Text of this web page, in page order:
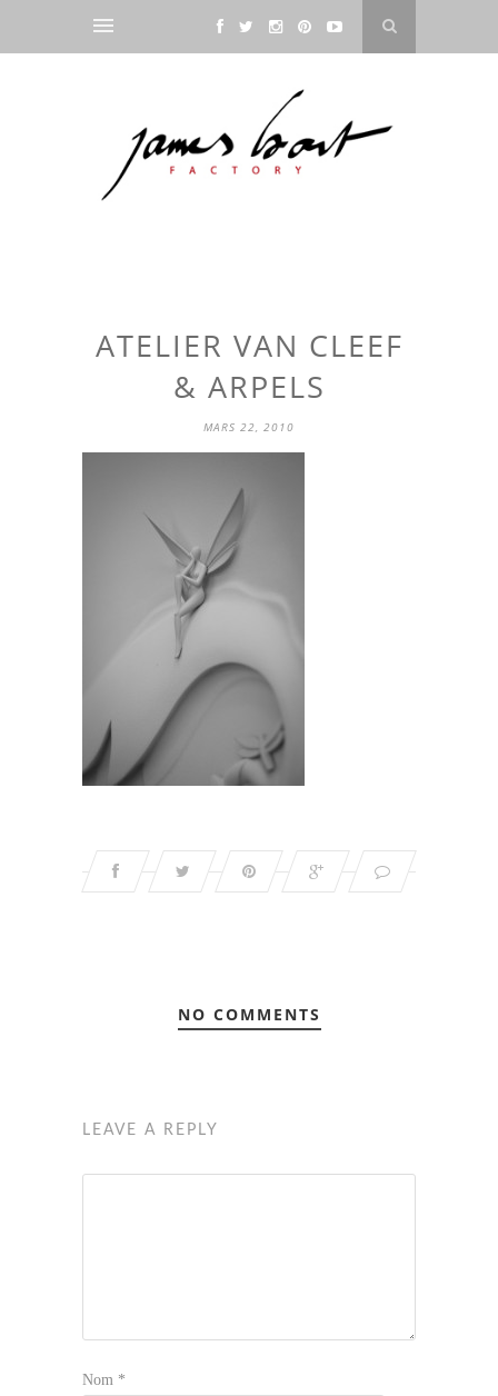
ATELIER VAN CLEEF
& ARPELS
MARS 22, 2010
NO COMMENTS
LEAVE A REPLY
Nom *